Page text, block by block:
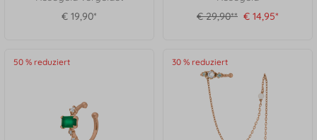
€ 19,90*
€ 29,90** € 14,95*
50 % reduziert 30 % reduziert